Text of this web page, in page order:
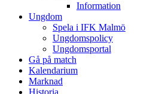
Information
Ungdom
Spela i IFK Malmö
Ungdomspolicy
Ungdomsportal
Gå på match
Kalendarium
Marknad
Historia